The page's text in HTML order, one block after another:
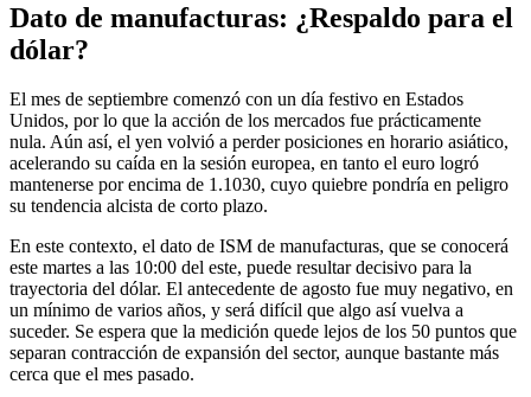
Dato de manufacturas: ¿Respaldo para el
dólar?
El mes de septiembre comenzó con un día festivo en Estados
Unidos, por lo que la acción de los mercados fue prácticamente
nula. Aún así, el yen volvió a perder posiciones en horario asiático,
acelerando su caída en la sesión europea, en tanto el euro logró
mantenerse por encima de 1.1030, cuyo quiebre pondría en peligro
su tendencia alcista de corto plazo.
En este contexto, el dato de ISM de manufacturas, que se conocerá
este martes a las 10:00 del este, puede resultar decisivo para la
trayectoria del dólar. El antecedente de agosto fue muy negativo, en
un mínimo de varios años, y será difícil que algo así vuelva a
suceder. Se espera que la medición quede lejos de los 50 puntos que
separan contracción de expansión del sector, aunque bastante más
cerca que el mes pasado.